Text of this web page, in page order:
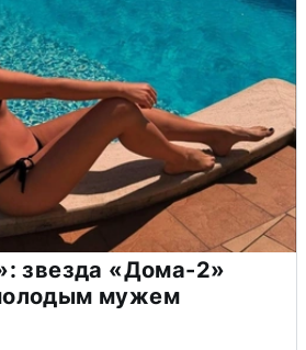
звезда «Дома-2»
мужем